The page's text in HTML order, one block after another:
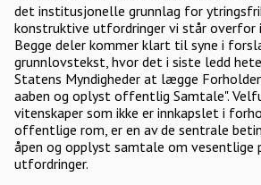
det institusjonelle grunnlag for
konstruktive utfordringer vi står overfor
Begge deler kommer klart til syne i
grunnlovstekst, hvor det i siste ledd
Statens Myndigheder at lægge
aaben og oplyst offentlig Samtale".
vitenskaper som ikke er innkapslet i
offentlige rom, er en av de sentrale
åpen og opplyst samtale om vesentlige
utfordringer.